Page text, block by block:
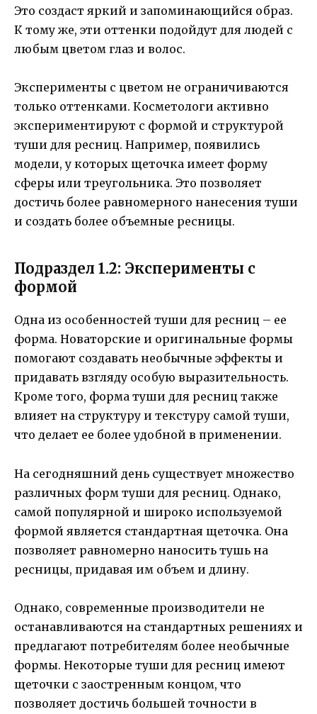
Это создаст яркий и запоминающийся образ.
К тому же, эти оттенки подойдут для людей с
любым цветом глаз и волос.
Эксперименты с цветом не ограничиваются
только оттенками. Косметологи активно
экспериментируют с формой и структурой
туши для ресниц. Например, появились
модели, у которых щеточка имеет форму
сферы или треугольника. Это позволяет
достичь более равномерного нанесения туши
и создать более объемные ресницы.
Подраздел 1.2: Эксперименты с
формой
Одна из особенностей туши для ресниц – ее
форма. Новаторские и оригинальные формы
помогают создавать необычные эффекты и
придавать взгляду особую выразительность.
Кроме того, форма туши для ресниц также
влияет на структуру и текстуру самой туши,
что делает ее более удобной в применении.
На сегодняшний день существует множество
различных форм туши для ресниц. Однако,
самой популярной и широко используемой
формой является стандартная щеточка. Она
позволяет равномерно наносить тушь на
ресницы, придавая им объем и длину.
Однако, современные производители не
останавливаются на стандартных решениях и
предлагают потребителям более необычные
формы. Некоторые туши для ресниц имеют
щеточки с заостренным концом, что
позволяет достичь большей точности в